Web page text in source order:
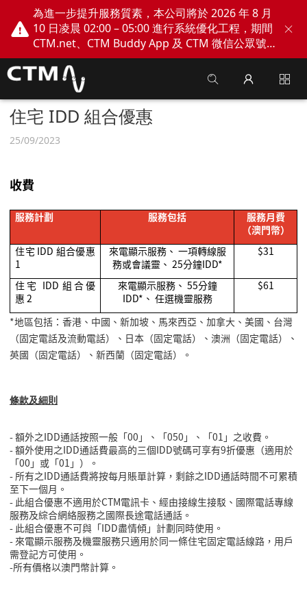
為進一步提升服務質素，本公司將於 2026 年 8 月
10 日凌晨 02:00 – 05:00 進行系統優化工程，期間
CTM.net、CTM Buddy App 及 CTM 微信公眾號
網上服務將會暫停。不便之處，敬請見諒！
住宅 IDD 組合優惠
25/09/2023
收費
服務計劃 服務包括
服務月費
（澳門幣）
住宅 IDD 組合優惠
1
來電顯示服務、 一項轉線服
務或會議靈、 25分鐘IDD*
$31
住宅 IDD組合優
惠 2
來電顯示服務、 55分鐘
IDD* 、 任選機靈服務
$61
*地區包括：香港、中國、新加坡、馬來西亞、加拿大、美國、台灣
（固定電話及流動電話）、日本（固定電話）、澳洲（固定電話）、
英國（固定電話）、新西蘭（固定電話）。
條款及細則
-額外之IDD通話按照一般「00 」、「050 」、「01 」之收費。
-額外使用之IDD通話費最高的三個IDD號碼可享有9折優惠（適用於
「00 」或「01 」）。
- 所有之IDD通話費將按每月賬單計算，剩餘之IDD通話時間不可累積
至下一個月。
- 此組合優惠不適用於CTM電訊卡、經由接線生接駁、國際電話專線
服務及綜合網絡服務之國際長途電話通話。
- 此組合優惠不可與「IDD盡情傾」計劃同時使用。
- 來電顯示服務及機靈服務只適用於同一條住宅固定電話線路，用戶
需登記方可使用。
-所有價格以澳門幣計算。